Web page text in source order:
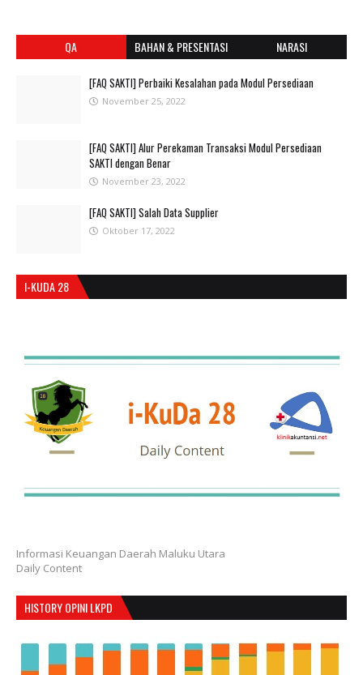
QA BAHAN & PRESENTASI NARASI
[FAQ SAKTI] Perbaiki Kesalahan pada Modul Persediaan
November 25, 2022
[FAQ SAKTI] Alur Perekaman Transaksi Modul Persediaan
SAKTI dengan Benar
November 23, 2022
[FAQ SAKTI] Salah Data Supplier
Oktober 17, 2022
I-KUDA 28
Informasi Keuangan Daerah Maluku Utara
Daily Content
HISTORY OPINI LKPD